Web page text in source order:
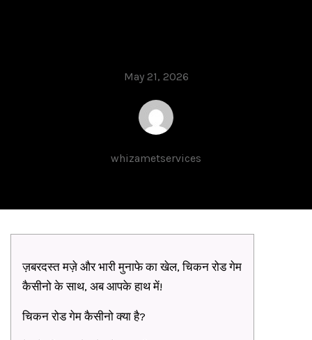
May 21, 2026
whizametservices
ज़बरदस्त मज़े और भारी मुनाफे का खेल, चिकन रोड गेम
कैसीनो के साथ, अब आपके हाथ में!
चिकन रोड गेम कैसीनो क्या है?